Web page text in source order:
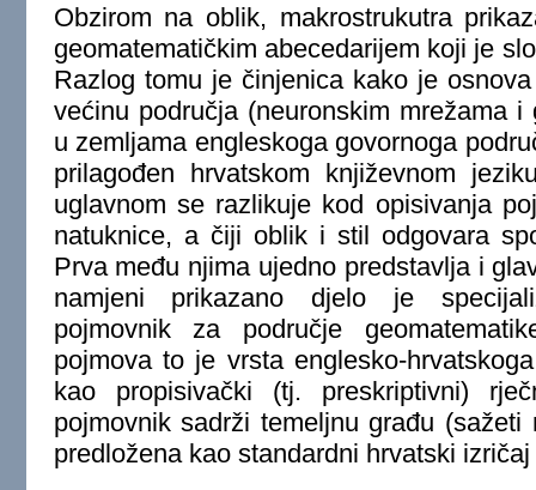
Obzirom na oblik, makrostrukutra
geomatematičkim abecedarijem koji je
Razlog tomu je činjenica kako je
većinu područja (neuronskim mrežama
u zemljama engleskoga govornoga
prilagođen hrvatskom književnom
uglavnom se razlikuje kod opisivanja
natuknice, a čiji oblik i stil odgovara
Prva među njima ujedno predstavlja i
namjeni prikazano djelo je
pojmovnik za područje
pojmova to je vrsta englesko-
kao propisivački (tj. preskriptivni)
pojmovnik sadrži temeljnu građu
predložena kao standardni hrvatski